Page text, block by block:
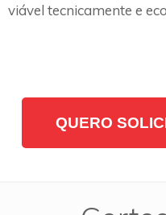
viável tecnicamente e
QUERO